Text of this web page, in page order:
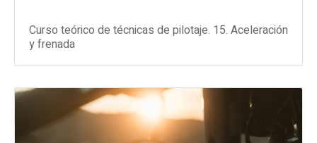
Curso teórico de técnicas de pilotaje. 15. Aceleración
y frenada